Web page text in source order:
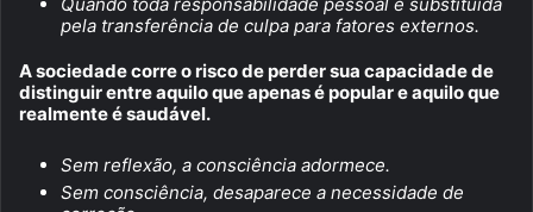
pela transferência de culpa para fatores externos.
A sociedade corre o risco de perder sua capacidade de
distinguir entre aquilo que apenas é popular e aquilo que
realmente é saudável.
Sem reflexão, a consciência adormece.
Sem consciência, desaparece a necessidade de